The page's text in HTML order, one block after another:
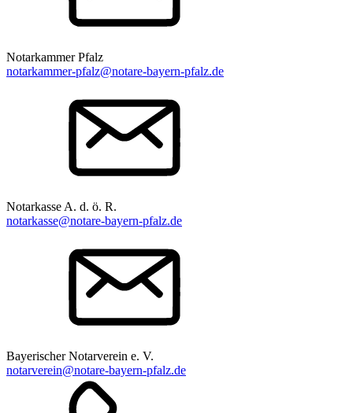
Notarkammer Pfalz
notarkammer-pfalz@notare-bayern-pfalz.de
Notarkasse A. d. ö. R.
notarkasse@notare-bayern-pfalz.de
Bayerischer Notarverein e. V.
notarverein@notare-bayern-pfalz.de